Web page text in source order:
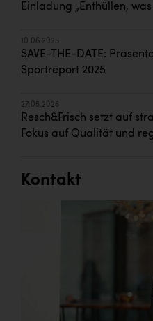
Einladung „Enthüllen,
10.06.2025
SAVE-THE-DATE:
Sportreport 2025
27.05.2025
Resch&Frisch setzt auf
Fokus auf Qualität und
Kontakt